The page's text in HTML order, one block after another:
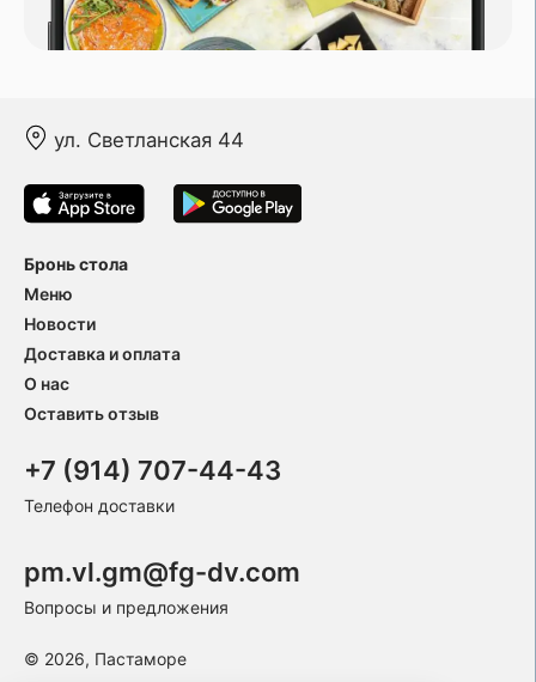
ул. Светланская 44
Бронь стола
Меню
Новости
Доставка и оплата
О нас
Оставить отзыв
+7 (914) 707-44-43
Телефон доставки
pm.vl.gm@fg-dv.com
Вопросы и предложения
© 2026, Пастаморе